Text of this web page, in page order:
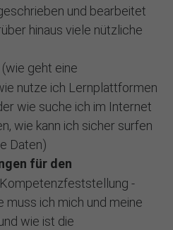
und bearbeitet
hinaus viele nützliche
(wie geht eine
nutze ich Lernplattformen
wie suche ich im Internet
wie kann ich sicher surfen
Daten)
für den
-
muss ich mich und meine
wie ist die